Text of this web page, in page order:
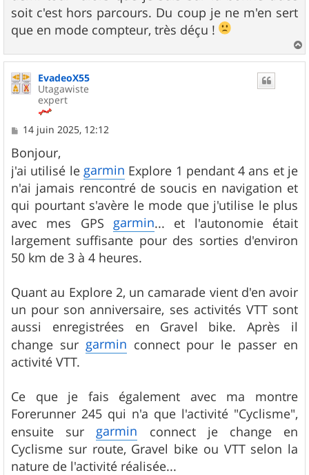
soit c'est hors parcours. Du coup je ne m'en sert
que en mode compteur, très déçu !
a
u
EvadeoX55
Utagawiste
expert
M
s
s
a
g
e
14 juin 2025, 12:12
Bonjour,
j'ai utilisé le garmin Explore 1 pendant 4 ans et je
n'ai jamais rencontré de soucis en navigation et
qui pourtant s'avère le mode que j'utilise le plus
avec mes GPS garmin... et l'autonomie était
largement suffisante pour des sorties d'environ
50 km de 3 à 4 heures.
Quant au Explore 2, un camarade vient d'en avoir
un pour son anniversaire, ses activités VTT sont
aussi enregistrées en Gravel bike. Après il
change sur garmin connect pour le passer en
activité VTT.
Ce que je fais également avec ma montre
Forerunner 245 qui n'a que l'activité "Cyclisme",
ensuite surgarmin connect je change en
Cyclisme sur route, Gravel bike ou VTT selon la
nature de l'activité réalisée...